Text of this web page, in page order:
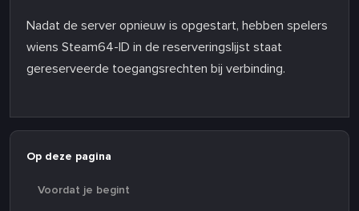
Nadat de server opnieuw is opgestart, hebben spelers
wiens Steam64-ID in de reserveringslijst staat
gereserveerde toegangsrechten bij verbinding.
Op deze pagina
Voordat je begint